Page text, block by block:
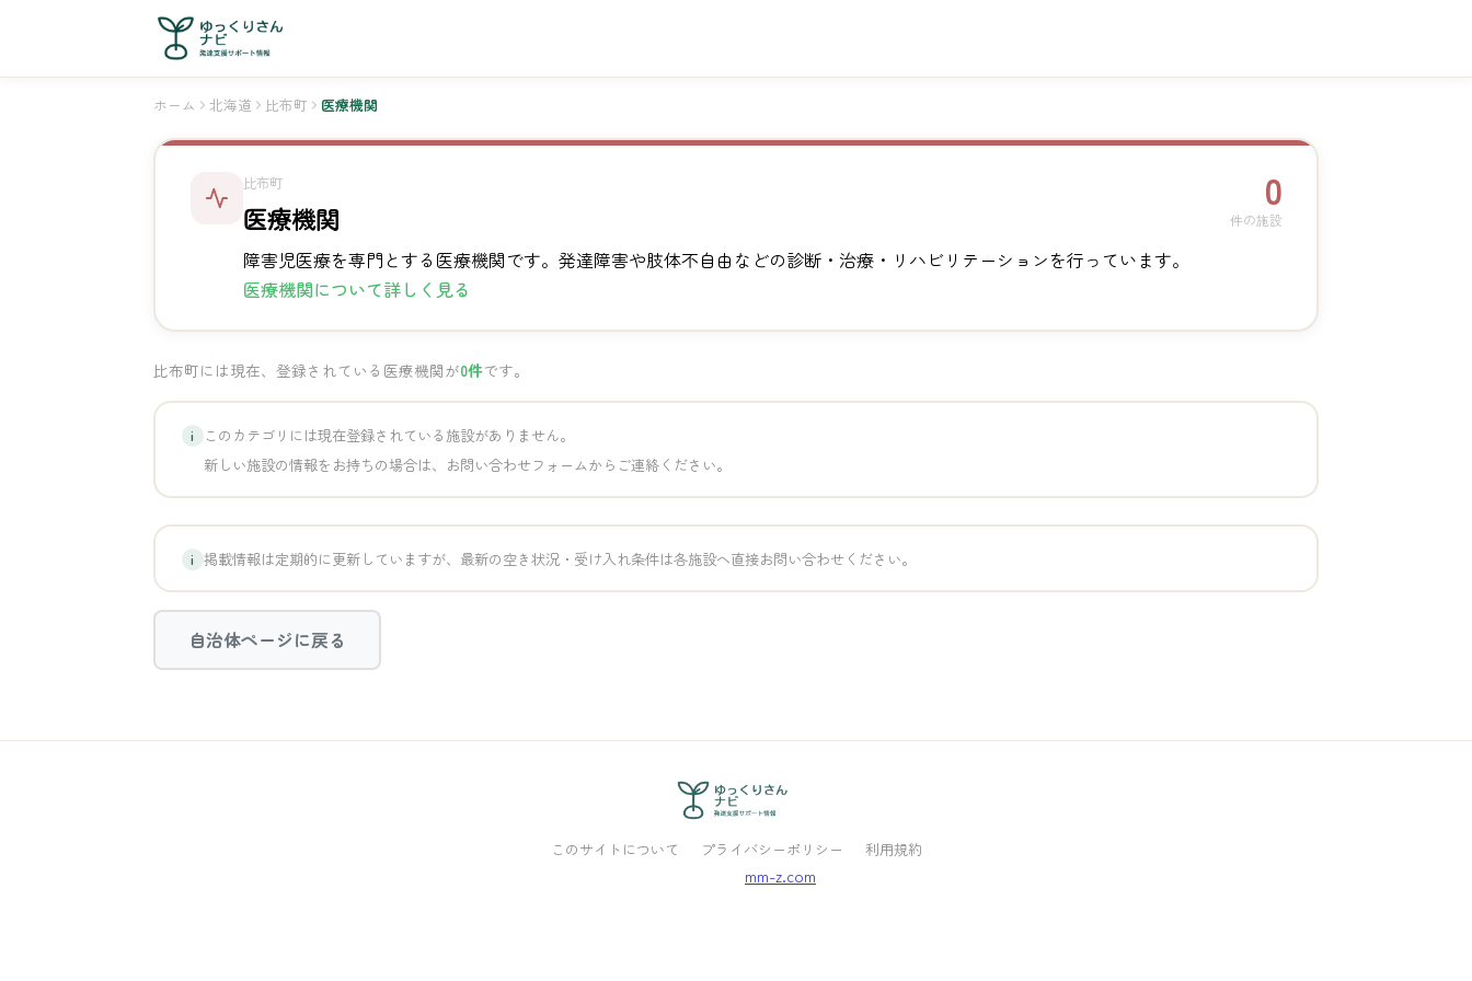
ホーム 北海道 比布町 医療機関
比布町
医療機関
障害児医療を専門とする医療機関です。発達障害や肢体不自由などの診断・治療・リハビリテーションを行っています。
医療機関について詳しく見る
0
件の施設
比布町には現在、登録されている医療機関が0件です。
i
このカテゴリには現在登録されている施設がありません。
新しい施設の情報をお持ちの場合は、お問い合わせフォームからご連絡ください。
i 掲載情報は定期的に更新していますが、最新の空き状況・受け入れ条件は各施設へ直接お問い合わせください。
自治体ページに戻る
このサイトについて プライバシーポリシー 利用規約
mm-z.com